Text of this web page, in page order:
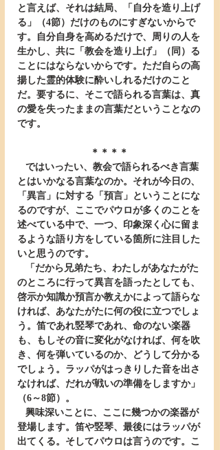
と言えば、それは結局、「自分を造り上げ
る」（4節）だけのものにすぎないからで
す。自分自身を高めるだけで、周りの人を
生かし、共に「教会を造り上げ」（同）る
ことにはならないからです。ただ自らの高
揚した霊的体験に酔いしれるだけのこと
だ。要するに、そこで語られる言葉は、真
の愛を失ったままの言葉だということなの
です。
＊＊＊＊
とはいかなる言葉なのか。それが今日の、
「異言」に対する「預言」ということにな
るのですが、ここでパウロが多くのことを
述べている中で、一つ、印象深く心に留ま
るような語り方をしている箇所に注目した
いと思うのです。
のところに行って異言を語ったとしても、
啓示か知識か預言か教えかによって語らな
ければ、あなたがたに何の役に立つでしょ
う。笛であれ竪琴であれ、命のない楽器
も、もしその音に変化がなければ、何を吹
き、何を弾いているのか、どうして分かる
でしょう。ラッパがはっきりした音を出さ
なければ、だれが戦いの準備をしますか」
（6～8節）。
登場します。笛や竪琴、最後にはラッパが
出てくる。そしてパウロは言うのです。こ